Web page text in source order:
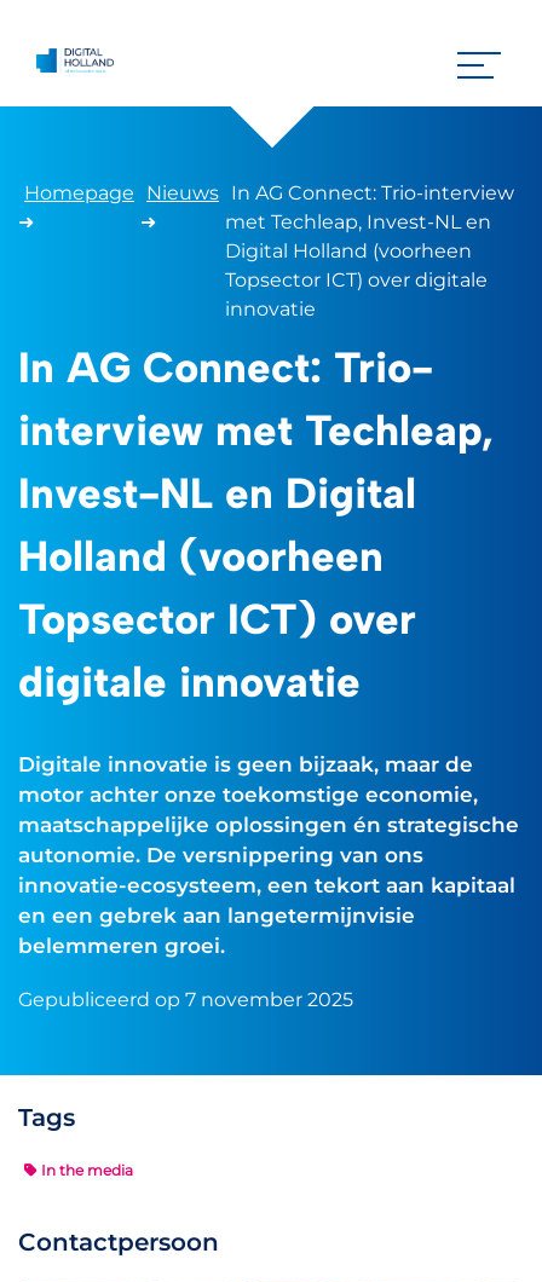
Homepage
➜
Nieuws
➜
In AG Connect: Trio-interview
met Techleap, Invest-NL en
Digital Holland (voorheen
Topsector ICT) over digitale
innovatie
In AG Connect: Trio-
interview met Techleap,
Invest-NL en Digital
Holland (voorheen
Topsector ICT) over
digitale innovatie
Digitale innovatie is geen bijzaak, maar de
motor achter onze toekomstige economie,
maatschappelijke oplossingen én strategische
autonomie. De versnippering van ons
innovatie-ecosysteem, een tekort aan kapitaal
en een gebrek aan langetermijnvisie
belemmeren groei.
Gepubliceerd op 7 november 2025
Tags
In the media
Contactpersoon